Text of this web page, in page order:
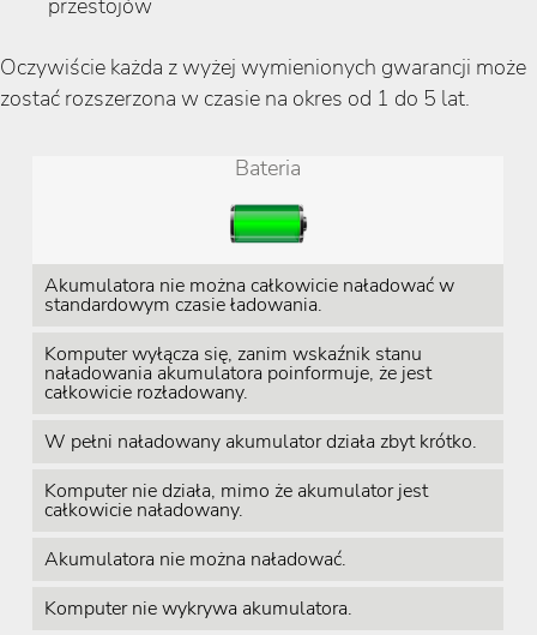
przestojów
Oczywiście każda z wyżej wymienionych gwarancji może
zostać rozszerzona w czasie na okres od 1 do 5 lat.
Bateria
Akumulatora nie można całkowicie naładować w
standardowym czasie ładowania.
Komputer wyłącza się, zanim wskaźnik stanu
naładowania akumulatora poinformuje, że jest
całkowicie rozładowany.
W pełni naładowany akumulator działa zbyt krótko.
Komputer nie działa, mimo że akumulator jest
całkowicie naładowany.
Akumulatora nie można naładować.
Komputer nie wykrywa akumulatora.